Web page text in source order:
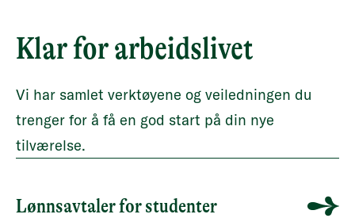
Klar for arbeidslivet
Vi har samlet verktøyene og veiledningen du
trenger for å få en god start på din nye
tilværelse.
Lønnsavtaler for studenter